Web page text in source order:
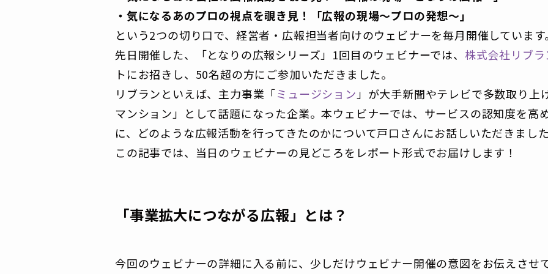
・気になるあのプロの視点を覗き見！「広報の現場〜プロの発想〜」
という2つの切り口で、経営者・広報担当者向けのウェビナーを毎月開催しています
先日開催した、「となりの広報シリーズ」1回目のウェビナーでは、 株式会社リブ
トにお招きし、50名超の方にご参加いただきました。
リブランといえば、主力事業「ミュージション 」が大手新聞やテレビで多数取り
マンション」として話題になった企業。本ウェビナーでは、サービスの認知度を高
に、どのような広報活動を行ってきたのかについて戸口さんにお話しいただきまし
この記事では、当日のウェビナーの見どころをレポート形式でお届けします！
「事業拡大につながる広報」とは？
今回のウェビナーの詳細に入る前に、少しだけウェビナー開催の意図をお伝えさせ